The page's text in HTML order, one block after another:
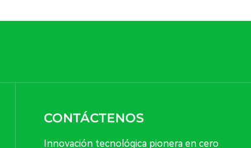
CONTÁCTENOS
Innovación tecnológica pionera en cero